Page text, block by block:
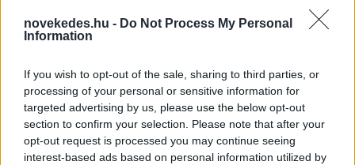
novekedes.hu - Do Not Process My Personal
Information
If you wish to opt-out of the sale, sharing to third parties, or
processing of your personal or sensitive information for
targeted advertising by us, please use the below opt-out
section to confirm your selection. Please note that after your
opt-out request is processed you may continue seeing
interest-based ads based on personal information utilized by